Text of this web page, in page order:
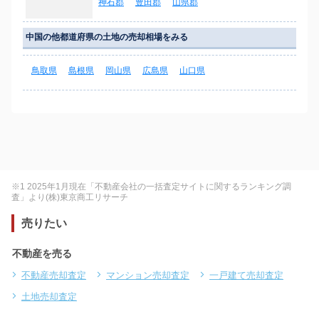
神石郡 豊田郡 山県郡
中国の他都道府県の土地の売却相場をみる
鳥取県 島根県 岡山県 広島県 山口県
※1 2025年1月現在「不動産会社の一括査定サイトに関するランキング調
査」より(株)東京商工リサーチ
売りたい
不動産を売る
不動産売却査定 マンション売却査定
一戸建て売却査定
土地売却査定